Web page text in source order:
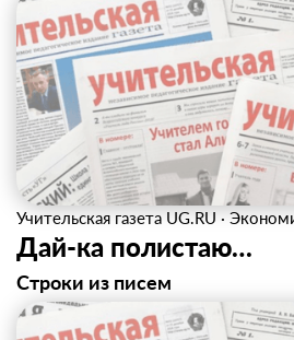
Учительская газета UG.RU ·
Дай-ка полистаю…
Строки из писем